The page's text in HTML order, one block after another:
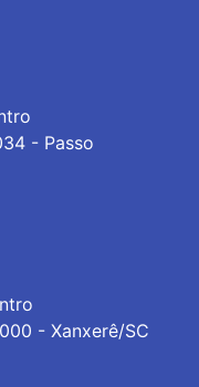
- Passo
- Xanxerê/SC